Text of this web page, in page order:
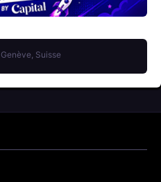
Genève, Suisse